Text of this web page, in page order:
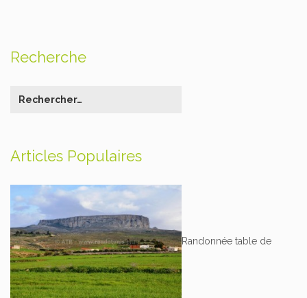
Recherche
Articles Populaires
Randonnée table de